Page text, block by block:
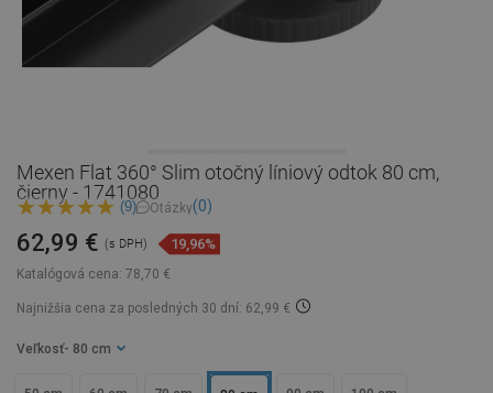
Mexen Flat 360° Slim otočný líniový odtok 80 cm,
čierny - 1741080
(9) Otázky(0)
Katalógová cena: 78,70 €
62,99 € (s DPH) 19,96%
Najnižšia cena za posledných 30 dní: 62,99 €
Veľkosť - 80 cm